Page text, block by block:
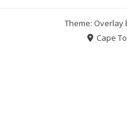
Theme: Overlay
Cape